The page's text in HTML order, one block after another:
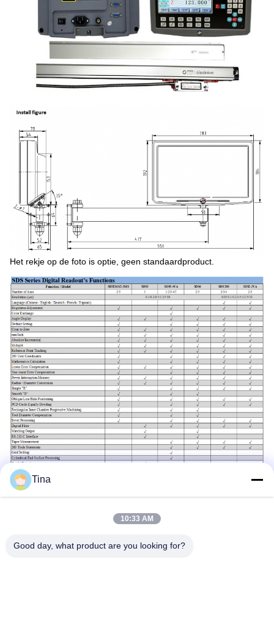
Het rekje op de foto is optie, geen standaardproduct.
Labels:
Tina
10:33 AM
Good day, what product are you looking for?